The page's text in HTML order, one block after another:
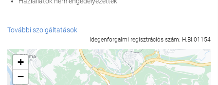
Wellness
törökfürdő | gőzfürdő
Szauna
További szolgáltatások
Idegenforgalmi regisztrációs szám: H.BI.01154
+
−